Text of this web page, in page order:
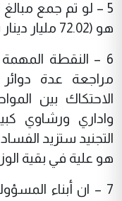
هو (72.02 مليار دينار سنويا).
6 – النقطة
مراجعة عدة دوائر
الاحتكاك بين
واداري ورشاوي
التجنيد ستزيد
هو علية في بقية
7 – ان أبناء